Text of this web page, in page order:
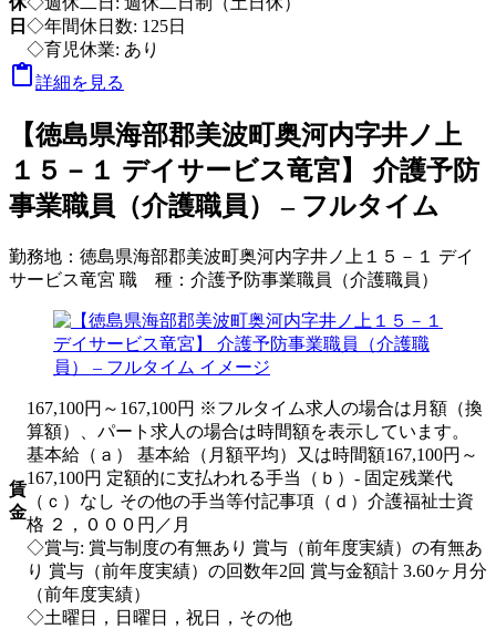
日 ◇年間休日数: 125日
◇育児休業: あり
詳細を見る
【徳島県海部郡美波町奥河内字井ノ上
１５－１ デイサービス竜宮】 介護予防
事業職員（介護職員） – フルタイム
勤務地： 徳島県海部郡美波町奥河内字井ノ上１５－１ デイ
サービス竜宮 職 種： 介護予防事業職員（介護職員）
賃
金
167,100円～167,100円 ※フルタイム求人の場合は月額（換
算額）、パート求人の場合は時間額を表示しています。
基本給（ａ） 基本給（月額平均）又は時間額167,100円～
167,100円 定額的に支払われる手当（ｂ）- 固定残業代
（ｃ）なし その他の手当等付記事項（ｄ）介護福祉士資
格 ２，０００円／月
◇賞与: 賞与制度の有無あり 賞与（前年度実績）の有無あ
り 賞与（前年度実績）の回数年2回 賞与金額計 3.60ヶ月分
（前年度実績）
◇土曜日，日曜日，祝日，その他